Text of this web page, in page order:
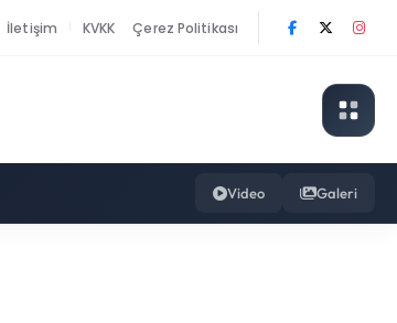
İletişim KVKK Çerez Politikası
Video Galeri